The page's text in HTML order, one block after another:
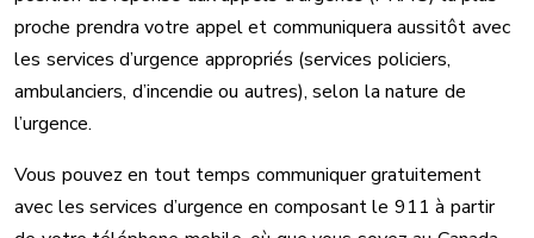
proche prendra votre appel et communiquera aussitôt avec
les services d’urgence appropriés (services policiers,
ambulanciers, d’incendie ou autres), selon la nature de
l’urgence.
Vous pouvez en tout temps communiquer gratuitement
avec les services d’urgence en composant le 911 à partir